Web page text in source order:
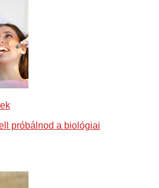
próbálnod a biológiai